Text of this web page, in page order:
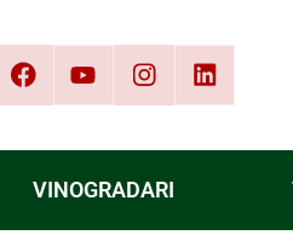
VINOGRADARI